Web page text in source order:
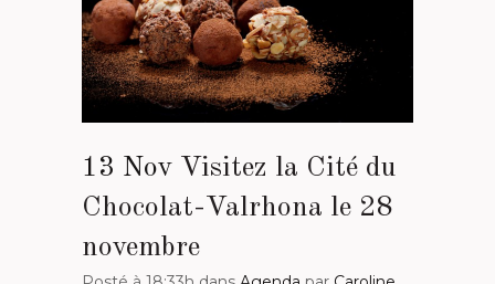
13 Nov Visitez la Cité du
Chocolat-Valrhona le 28
novembre